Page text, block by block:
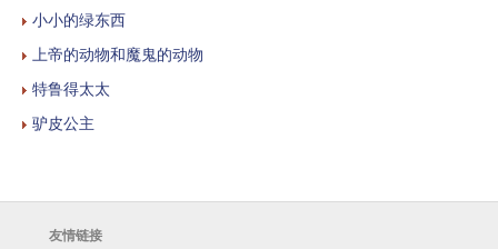
小小的绿东西
上帝的动物和魔鬼的动物
特鲁得太太
驴皮公主
友情链接